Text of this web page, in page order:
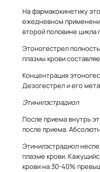
На фармакокинетику
ежедневном
второй половине цикла
Этоногестрел
плазмы крови
Концентрация
Дезогестрел и его
Этинилэстрадиол
После приема внутрь
после приема.
Этинилэстрадиол
плазме крови.
крови на 30-40%